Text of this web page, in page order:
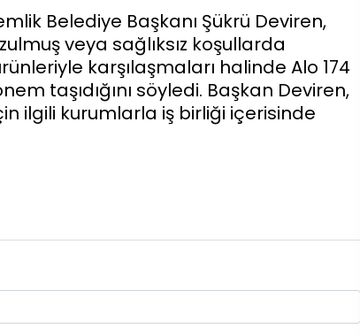
Belediye Başkanı Şükrü Deviren,
veya sağlıksız koşullarda
karşılaşmaları halinde Alo 174
taşıdığını söyledi. Başkan Deviren,
ilgili kurumlarla iş birliği içerisinde